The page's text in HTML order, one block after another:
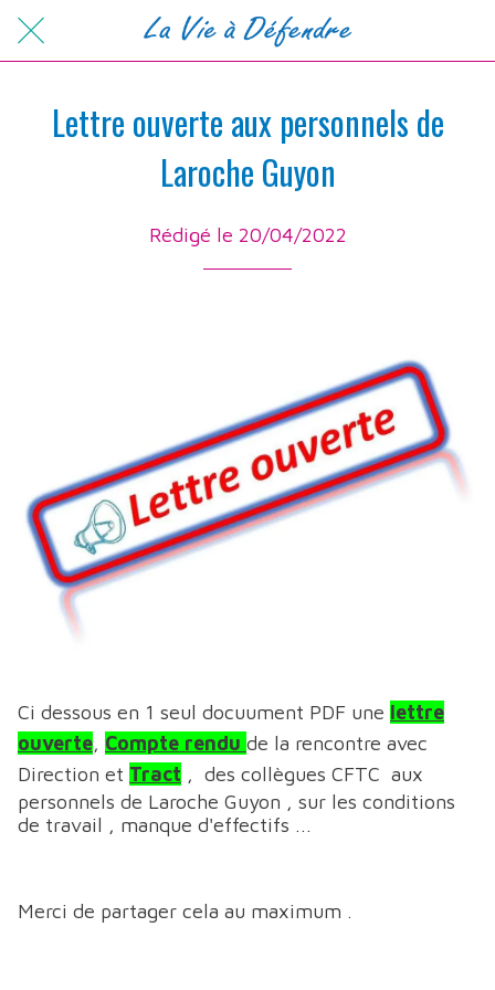
Lettre ouverte aux personnels de
Laroche Guyon
Rédigé le 20/04/2022
Ci dessous en 1 seul docuument PDF une lettre
ouverte, Compte rendu de la rencontre avec
Direction et Tract , des collègues CFTC aux
personnels de Laroche Guyon , sur les conditions
de travail , manque d'effectifs ...
Merci de partager cela au maximum .